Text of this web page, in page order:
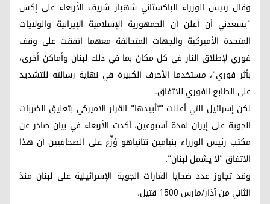
وقال رئيس الوزراء الباكستاني شهباز شريف الأربعاء على إكس
"يسعدني أن أعلن أن الجمهورية الإسلامية الإيرانية والولايات
المتحدة الأميركية والجهات المتحالفة معهما اتفقت على وقف
فوري لإطلاق النار في كل مكان بما في ذلك لبنان وأماكن أخرى،
بأثر فوري"، مستخدما الأحرف الكبيرة في نهاية رسالته للتشديد
على الطابع الفوري للاتفاق.
لكن إسرائيل التي أعلنت "تأييدها" القرار الأميركي بتعليق الضربات
الجوية على إيران لمدة أسبوعين، أكدت الأربعاء في بيان صادر عن
مكتب رئيس الوزراء بنيامين نتانياهو وُزِّع على الصحافيين أن هذا
الاتفاق "لا يشمل لبنان".
وقد تجاوز عدد ضحايا الغارات الجوية الإسرائيلية على لبنان منذ
الثاني من آذار/مارس 1500 قتيل.